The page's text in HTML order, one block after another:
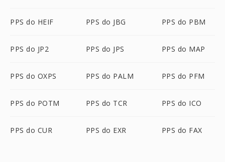
PPS do HEIF PPS do JBG PPS do PBM
PPS do JP2 PPS do JPS PPS do MAP
PPS do OXPS PPS do PALM PPS do PFM
PPS do POTM PPS do TCR PPS do ICO
PPS do CUR PPS do EXR PPS do FAX